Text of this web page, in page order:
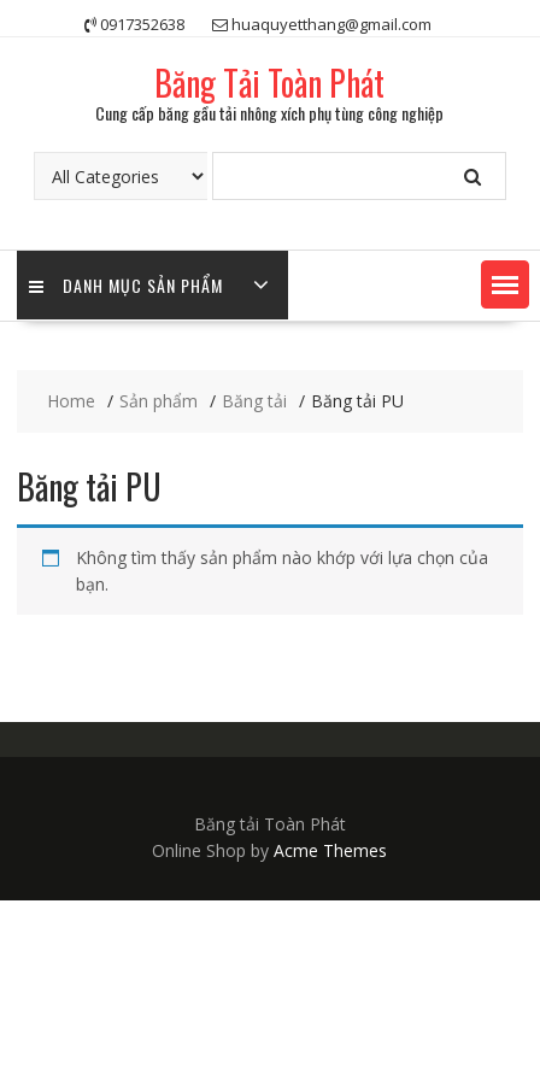
0917352638 huaquyetthang@gmail.com
Băng Tải Toàn Phát
Cung cấp băng gầu tải nhông xích phụ tùng công nghiệp
DANH MỤC SẢN PHẨM
Home Sản phẩm Băng tải Băng tải PU
Băng tải PU
Không tìm thấy sản phẩm nào khớp với lựa chọn của
bạn.
Băng tải Toàn Phát
Online Shop byAcme Themes